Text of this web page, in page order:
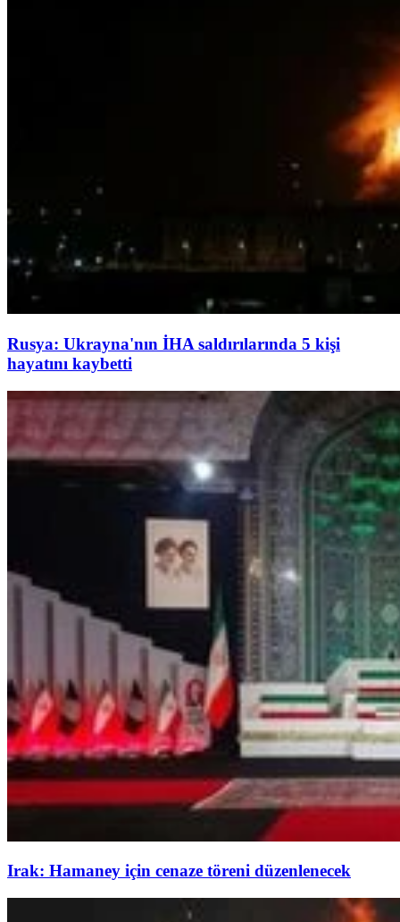
Rusya: Ukrayna'nın İHA saldırılarında 5 kişi
hayatını kaybetti
Irak: Hamaney için cenaze töreni düzenlenecek